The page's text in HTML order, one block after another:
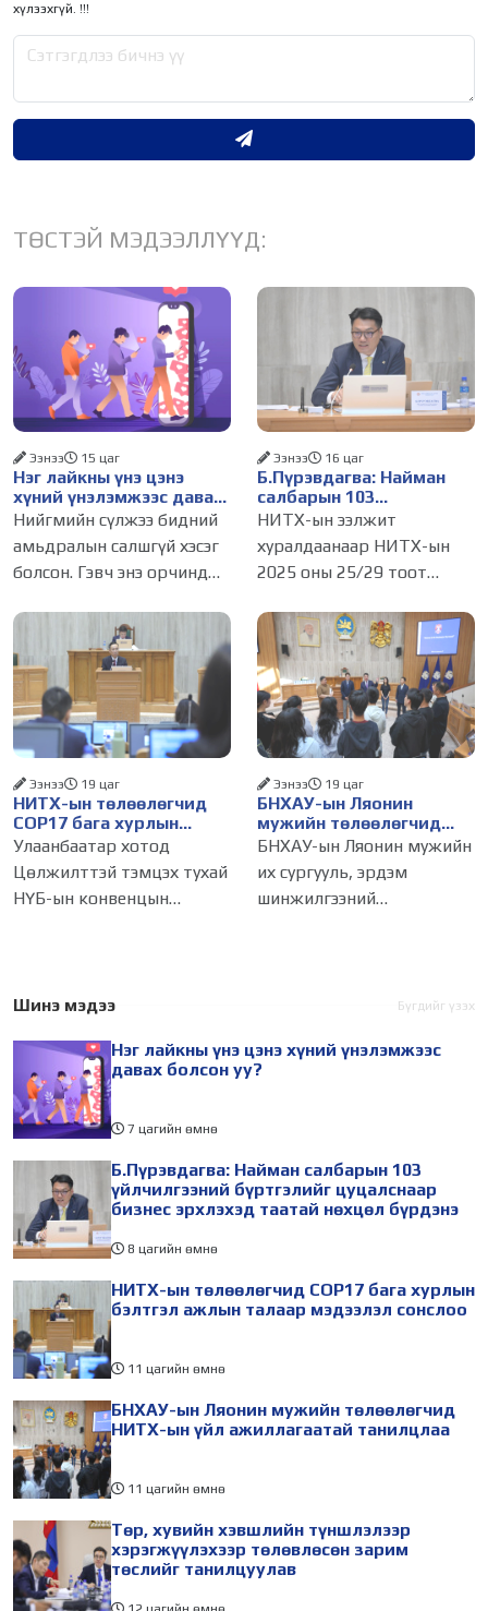
хүлээхгүй. !!!
ТӨСТЭЙ МЭДЭЭЛЛҮҮД:
Нэг лайкны үнэ цэнэ
хүний үнэлэмжээс давах
болсон уу?
Ээнээ 15 цаг
Нийгмийн сүлжээ бидний
амьдралын салшгүй хэсэг
болсон. Гэвч энэ орчинд
амжилт, тэр ч байтугай
хүний үнэ цэнийг хүртэл
лайк, шэйр, дагагчийн
тоогоор хэмжих хандлага
газар авч
Б.Пүрэвдагва: Найман
салбарын 103
үйлчилгээний
бүртгэлийг цуцалснаар
бизнес эрхлэхэд таатай
нөхцөл бүрдэнэ
Ээнээ 16 цаг
НИТХ-ын ээлжит
хуралдаанаар НИТХ-ын
2025 оны 25/29 тоот
журмын зарим хэсгийг
хүчингүй болгож,
зөвшөөрлийн шинжтэй
103 бүртгэлээс нийслэлийн
бизнес эрхлэгчдийг
НИТХ-ын төлөөлөгчид
COP17 бага хурлын
бэлтгэл ажлын талаар
мэдээлэл сонслоо
Ээнээ 19 цаг
Улаанбаатар хотод
Цөлжилттэй тэмцэх тухай
НҮБ-ын конвенцын
өдөр зохион
холбогдуулан Нийслэлийн
БНХАУ-ын Ляонин
мужийн төлөөлөгчид
НИТХ-ын үйл
танилцлаа
Ээнээ 19 цаг
БНХАУ-ын Ляонин мужийн
их сургууль, эрдэм
шинжилгээний
төлөөлөгчид Монгол
айлчлалынхаа хүрээнд
Шинэ мэдээ Бүгдийг үзэх
Нэг лайкны үнэ цэнэ хүний үнэлэмжээс
давах болсон уу?
7 цагийн өмнө
Б.Пүрэвдагва: Найман салбарын 103
үйлчилгээний бүртгэлийг цуцалснаар
бизнес эрхлэхэд таатай нөхцөл бүрдэнэ
8 цагийн өмнө
НИТХ-ын төлөөлөгчид COP17 бага хурлын
бэлтгэл ажлын талаар мэдээлэл сонслоо
11 цагийн өмнө
БНХАУ-ын Ляонин мужийн төлөөлөгчид
НИТХ-ын үйл ажиллагаатай танилцлаа
11 цагийн өмнө
Төр, хувийн хэвшлийн түншлэлээр
хэрэгжүүлэхээр төлөвлөсөн зарим
төслийг танилцуулав